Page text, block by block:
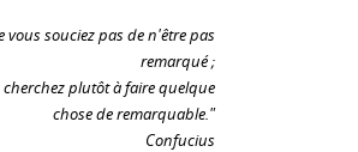
vous souciez pas de n'être pas
remarqué ;
cherchez plutôt à faire quelque
chose de remarquable."
Confucius